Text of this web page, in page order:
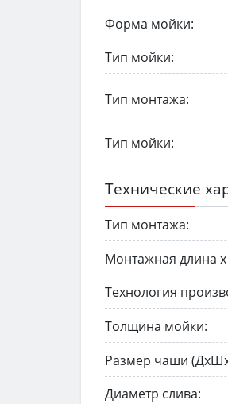
Форма мойки:
Тип мойки:
Тип монтажа:
Тип мойки:
Технические
Тип монтажа:
Монтажная длина
Технология
Толщина мойки:
Размер чаши
Диаметр слива: